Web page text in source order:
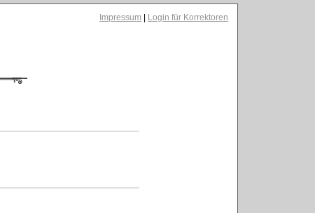
Impressum Login für Korrektoren